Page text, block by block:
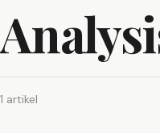
1 artikel